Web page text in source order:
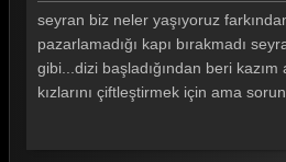
seyran biz neler yaşıyoruz
pazarlamadığı kapı bırakmadı
gibi...dizi başladığından beri kazım
kızlarını çiftleştirmek için ama